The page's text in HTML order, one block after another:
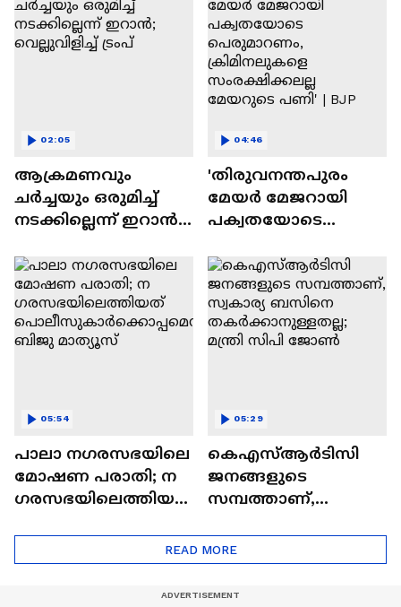
ആക്രമണവും
ചർച്ചയും ഒരുമിച്ച്
നടക്കില്ലെന്ന് ഇറാൻ;
02:05
'തിരുവനന്തപുരം
മേയര്‍ മേജറായി
പക്വതയോടെ
ക്രിമിനലുകളെ
സംരക്ഷിക്കലല്ല
മേയറുടെ പണി' | BJP
04:46
പാലാ ന​ഗരസഭയിലെ
മോഷണ പരാതി; ന​
ഗരസഭയിലെത്തിയത്
മാത്യൂസ്
05:54
കെഎസ്ആർടിസി
ജനങ്ങളുടെ
സമ്പത്താണ്,
തകർക്കാനുള്ളതല്ല;
മന്ത്രി സിപി ജോൺ
05:29
READ MORE